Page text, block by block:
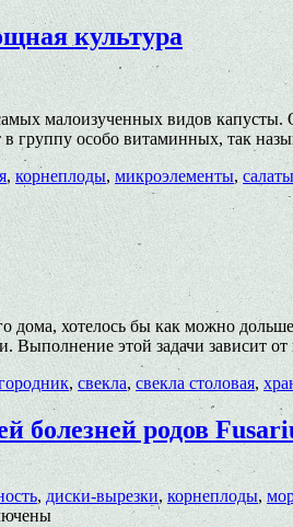
культура
малоизученных видов
группу особо витаминных, так
, корнеплоды, микроэлементы,салаты
дома, хотелось бы как можно
Выполнение этой задачи зависит
, свекла, свекла столовая,
болезней родов
, диски-вырезки, корнеплоды,